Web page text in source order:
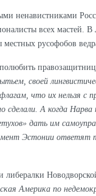
ненавистниками
всех мастей.
русофобов
своей
что их нельзя с
А когда
дать им
Эстонии ответят
либералки
Америка по